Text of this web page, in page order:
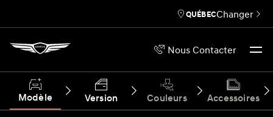
Nous Contacter
QUÉBECChanger
Modèle Version Couleurs Accessoires